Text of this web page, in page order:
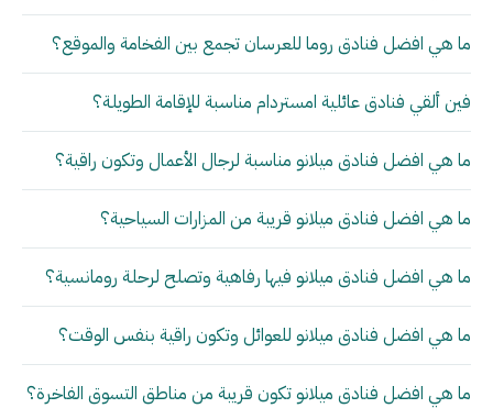
ما هي افضل فنادق روما للعرسان تجمع بين الفخامة والموقع؟
فين ألقي فنادق عائلية امستردام مناسبة للإقامة الطويلة؟
ما هي افضل فنادق ميلانو مناسبة لرجال الأعمال وتكون راقية؟
ما هي افضل فنادق ميلانو قريبة من المزارات السياحية؟
ما هي افضل فنادق ميلانو فيها رفاهية وتصلح لرحلة رومانسية؟
ما هي افضل فنادق ميلانو للعوائل وتكون راقية بنفس الوقت؟
ما هي افضل فنادق ميلانو تكون قريبة من مناطق التسوق الفاخرة؟